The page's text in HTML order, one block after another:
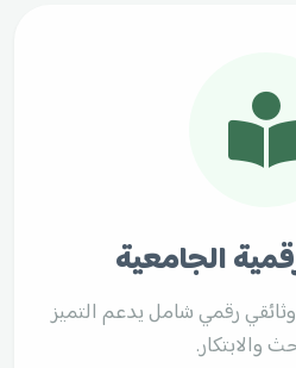
الجامعية
رقمي شامل يدعم التميز
والابتكار.